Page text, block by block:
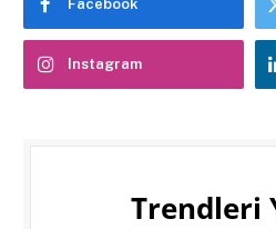
Facebook
Instagram
Trendleri